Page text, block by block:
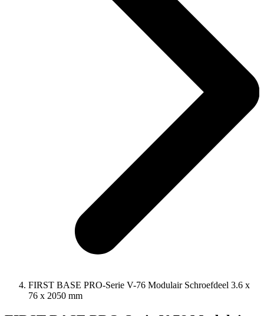
FIRST BASE PRO-Serie V-76 Modulair Schroefdeel 3.6 x
76 x 2050 mm